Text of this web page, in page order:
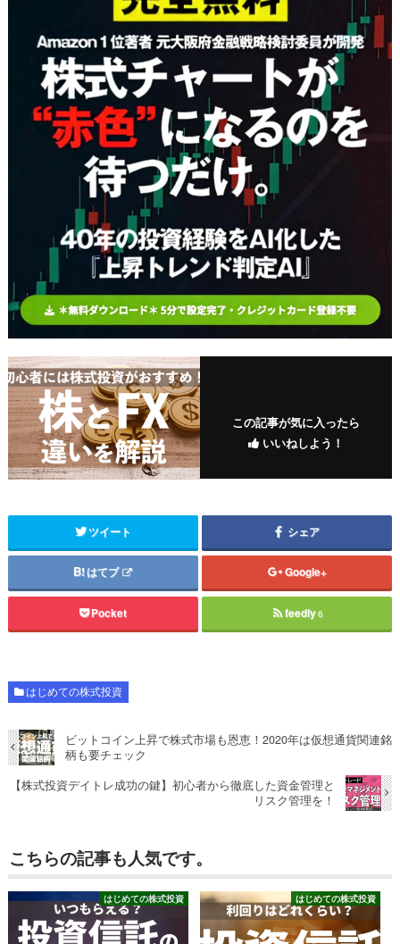
この記事が気に入ったら
いいねしよう！
ツイート シェア
はてブ Google+
Pocket feedly6
はじめての株式投資
ビットコイン上昇で株式市場も恩恵！2020年は仮想通貨関連銘
柄も要チェック
【株式投資デイトレ成功の鍵】初心者から徹底した資金管理と
リスク管理を！
こちらの記事も人気です。
はじめての株式投資 はじめての株式投資